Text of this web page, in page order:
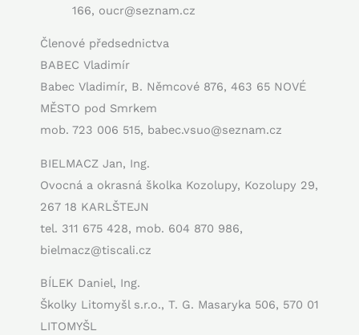
166, oucr@seznam.cz
Členové předsednictva
BABEC Vladimír
Babec Vladimír, B. Němcové 876, 463 65 NOVÉ
MĚSTO pod Smrkem
mob. 723 006 515, babec.vsuo@seznam.cz
BIELMACZ Jan, Ing.
Ovocná a okrasná školka Kozolupy, Kozolupy 29,
267 18 KARLŠTEJN
tel. 311 675 428, mob. 604 870 986,
bielmacz@tiscali.cz
BÍLEK Daniel, Ing.
Školky Litomyšl s.r.o., T. G. Masaryka 506, 570 01
LITOMYŠL